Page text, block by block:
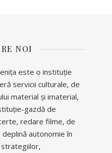
NOI
este o instituție
servicii culturale, de
material și imaterial,
gazdă de
redare filme, de
autonomie în